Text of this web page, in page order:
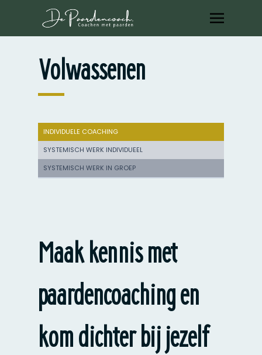
Volwassenen
INDIVIDUELE COACHING
SYSTEMISCH WERK INDIVIDUEEL
SYSTEMISCH WERK IN GROEP
Maak kennis met
paardencoaching en
kom dichter bij jezelf